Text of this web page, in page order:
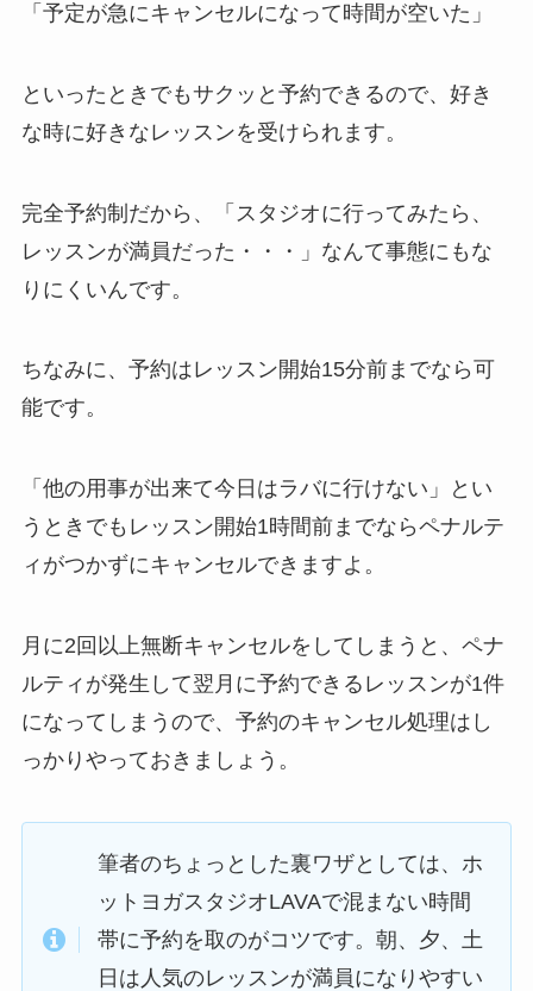
「予定が急にキャンセルになって時間が空いた」
といったときでもサクッと予約できるので、好き
な時に好きなレッスンを受けられます。
完全予約制だから、
「スタジオに行ってみたら、
レッスンが満員だった・・・」 なんて事態にもな
りにくいんです。
ちなみに、予約はレッスン開始15分前までなら可
能です。
「他の用事が出来て今日はラバに行けない」
とい
うときでもレッスン開始1時間前までならペナルテ
ィがつかずにキャンセルできますよ。
月に2回以上無断キャンセルをしてしまうと、ペナ
ルティが発生して翌月に予約できるレッスンが1件
になってしまうので、予約のキャンセル処理はし
っかりやっておきましょう。
筆者のちょっとした裏ワザとしては、ホ
ットヨガスタジオLAVAで混まない時間
帯に予約を取のがコツです。朝、夕、土
日は人気のレッスンが満員になりやすい